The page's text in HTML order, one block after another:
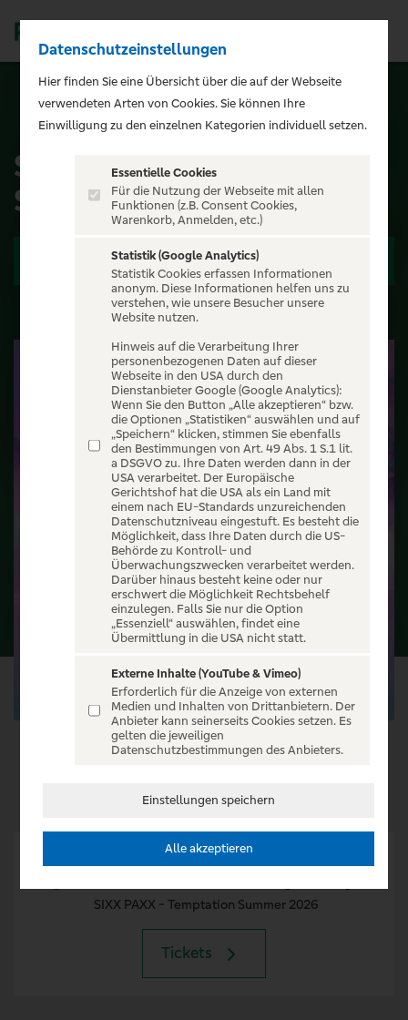
ALLE EVENTS
SIXX PAXX - Temptation
Summer Hamburg 2026
Zu den Terminen
22
SIXX PAXX - Temptation Summer 2026
Tickets
Datenschutzeinstellungen
Hier finden Sie eine Übersicht über die auf der Webseite
verwendeten Arten von Cookies. Sie können Ihre
Einwilligung zu den einzelnen Kategorien individuell setzen.
Essentielle Cookies
Für die Nutzung der Webseite mit allen
Funktionen (z.B. Consent Cookies,
Warenkorb, Anmelden, etc.)
Statistik (Google Analytics)
Statistik Cookies erfassen Informationen
anonym. Diese Informationen helfen uns zu
verstehen, wie unsere Besucher unsere
Website nutzen.
Hinweis auf die Verarbeitung Ihrer
personenbezogenen Daten auf dieser
Webseite in den USA durch den
Dienstanbieter Google (Google Analytics):
Wenn Sie den Button „Alle akzeptieren“ bzw.
die Optionen „Statistiken“ auswählen und auf
„Speichern“ klicken, stimmen Sie ebenfalls
den Bestimmungen von Art. 49 Abs. 1 S.1 lit.
a DSGVO zu. Ihre Daten werden dann in der
USA verarbeitet. Der Europäische
Gerichtshof hat die USA als ein Land mit
einem nach EU-Standards unzureichenden
Datenschutzniveau eingestuft. Es besteht die
Möglichkeit, dass Ihre Daten durch die US-
Behörde zu Kontroll- und
Überwachungszwecken verarbeitet werden.
Darüber hinaus besteht keine oder nur
erschwert die Möglichkeit Rechtsbehelf
einzulegen. Falls Sie nur die Option
„Essenziell“ auswählen, findet eine
Übermittlung in die USA nicht statt.
Externe Inhalte (YouTube & Vimeo)
Erforderlich für die Anzeige von externen
Medien und Inhalten von Drittanbietern. Der
Anbieter kann seinerseits Cookies setzen. Es
gelten die jeweiligen
Datenschutzbestimmungen des Anbieters.
Einstellungen speichern
Alle akzeptieren